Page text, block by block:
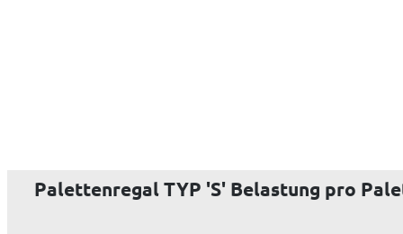
Palettenregal TYP 'S' Belastung pro